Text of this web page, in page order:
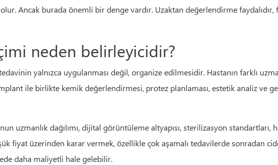
olur. Ancak burada önemli bir denge vardır. Uzaktan değerlendirme
neden belirleyicidir?
yalnızca uygulanması değil, organize edilmesidir. Hastanın farklı
ile birlikte kemik değerlendirmesi, protez planlaması, estetik analiz ve
uzmanlık dağılımı, dijital görüntüleme altyapısı, sterilizasyon
fiyat üzerinden karar vermek, özellikle çok aşamalı tedavilerde sonradan
daha maliyetli hale gelebilir.